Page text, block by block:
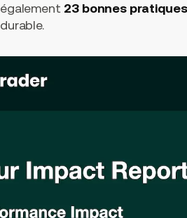
également 23 bonnes
durable.